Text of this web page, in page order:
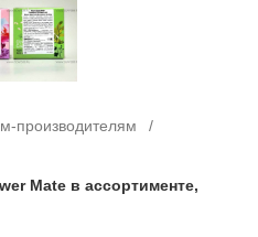
производителям
Mate в ассортименте,